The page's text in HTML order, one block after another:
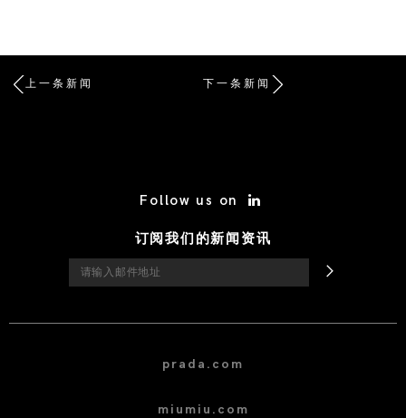
上一条新闻 下一条新闻
Follow us on
订阅我们的新闻资讯
prada.com
miumiu.com